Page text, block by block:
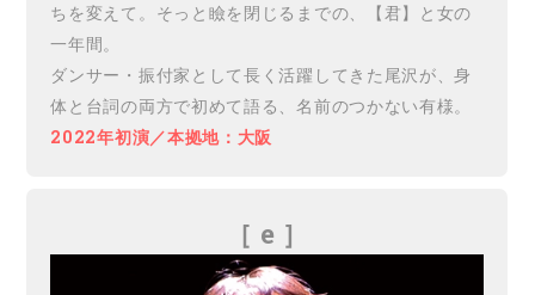
ちを変えて。そっと瞼を閉じるまでの、【君】と女の
一年間。
ダンサー・振付家として長く活躍してきた尾沢が、身
体と台詞の両方で初めて語る、名前のつかない有様。
2022年初演／本拠地：大阪
［ e ］